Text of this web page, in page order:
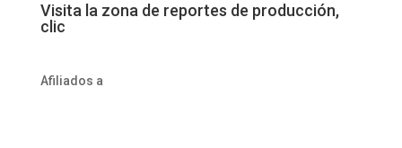
Visita la zona de reportes de producción,
clic
Afiliados a